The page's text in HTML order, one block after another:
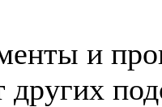
и
других